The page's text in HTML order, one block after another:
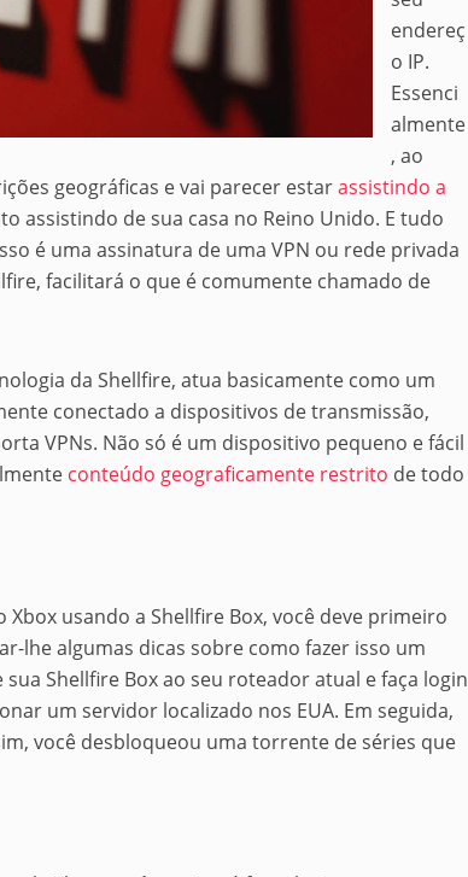
endereç
o IP.
Essenci
almente
, ao
geográficas e vai parecer estarassistindo a
assistindo de sua casa no Reino Unido. E tudo
é uma assinatura de uma VPN ou rede privada
facilitará o que é comumente chamado de
da Shellfire, atua basicamente como um
conectado a dispositivos de transmissão,
VPNs. Não só é um dispositivo pequeno e fácil
conteúdo geograficamente restrito de todo
usando a Shellfire Box, você deve primeiro
lhe algumas dicas sobre como fazer isso um
sua Shellfire Box ao seu roteador atual e faça login
um servidor localizado nos EUA. Em seguida,
você desbloqueou uma torrente de séries que